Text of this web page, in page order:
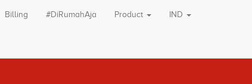
Billing #DiRumahAja Product IND